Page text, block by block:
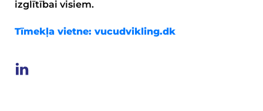
izglītībai visiem.
Tīmekļa vietne: vucudvikling.dk